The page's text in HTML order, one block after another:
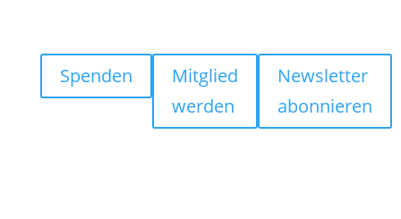
Spenden
Mitglied
werden
Newsletter
abonnieren